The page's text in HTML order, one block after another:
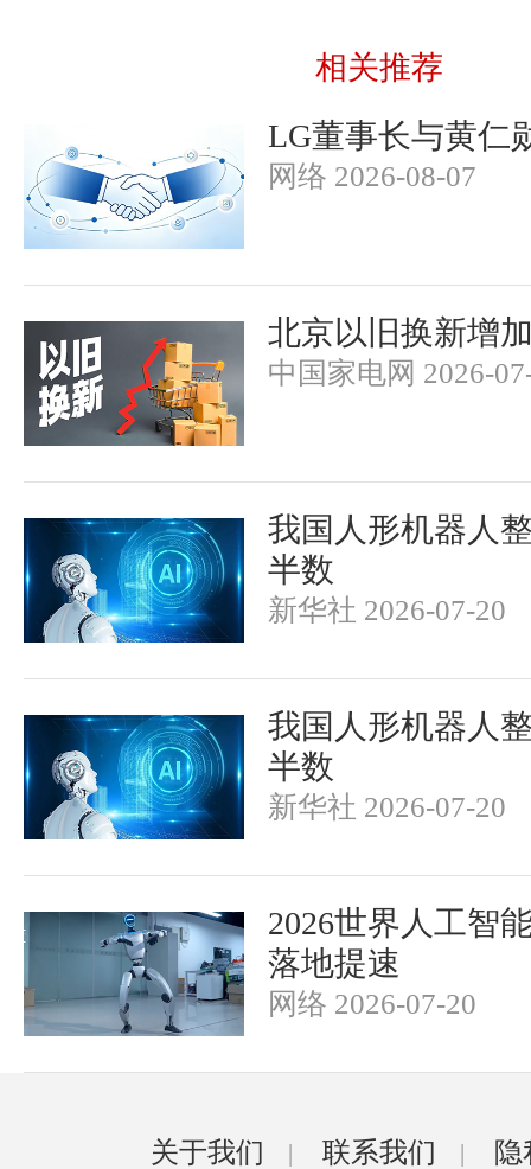
相关推荐
LG董事长与黄仁
网络 2026-08-07
北京以旧换新增
中国家电网 2026-
我国人形机器人
半数
新华社 2026-07-20
我国人形机器人
半数
新华社 2026-07-20
2026世界人工智
落地提速
网络 2026-07-20
关于我们 | 联系我们 |